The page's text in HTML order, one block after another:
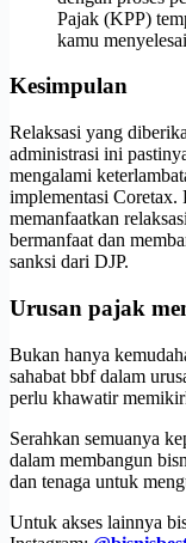
Pajak (KPP)
kamu
Kesimpulan
Relaksasi yang
administrasi ini
mengalami
implementasi Coretax.
memanfaatkan
bermanfaat dan
sanksi dari DJP.
Urusan pajak
Bukan hanya
sahabat bbf dalam
perlu khawatir
Serahkan semuanya
dalam membangun
dan tenaga untuk
Untuk akses lainnya